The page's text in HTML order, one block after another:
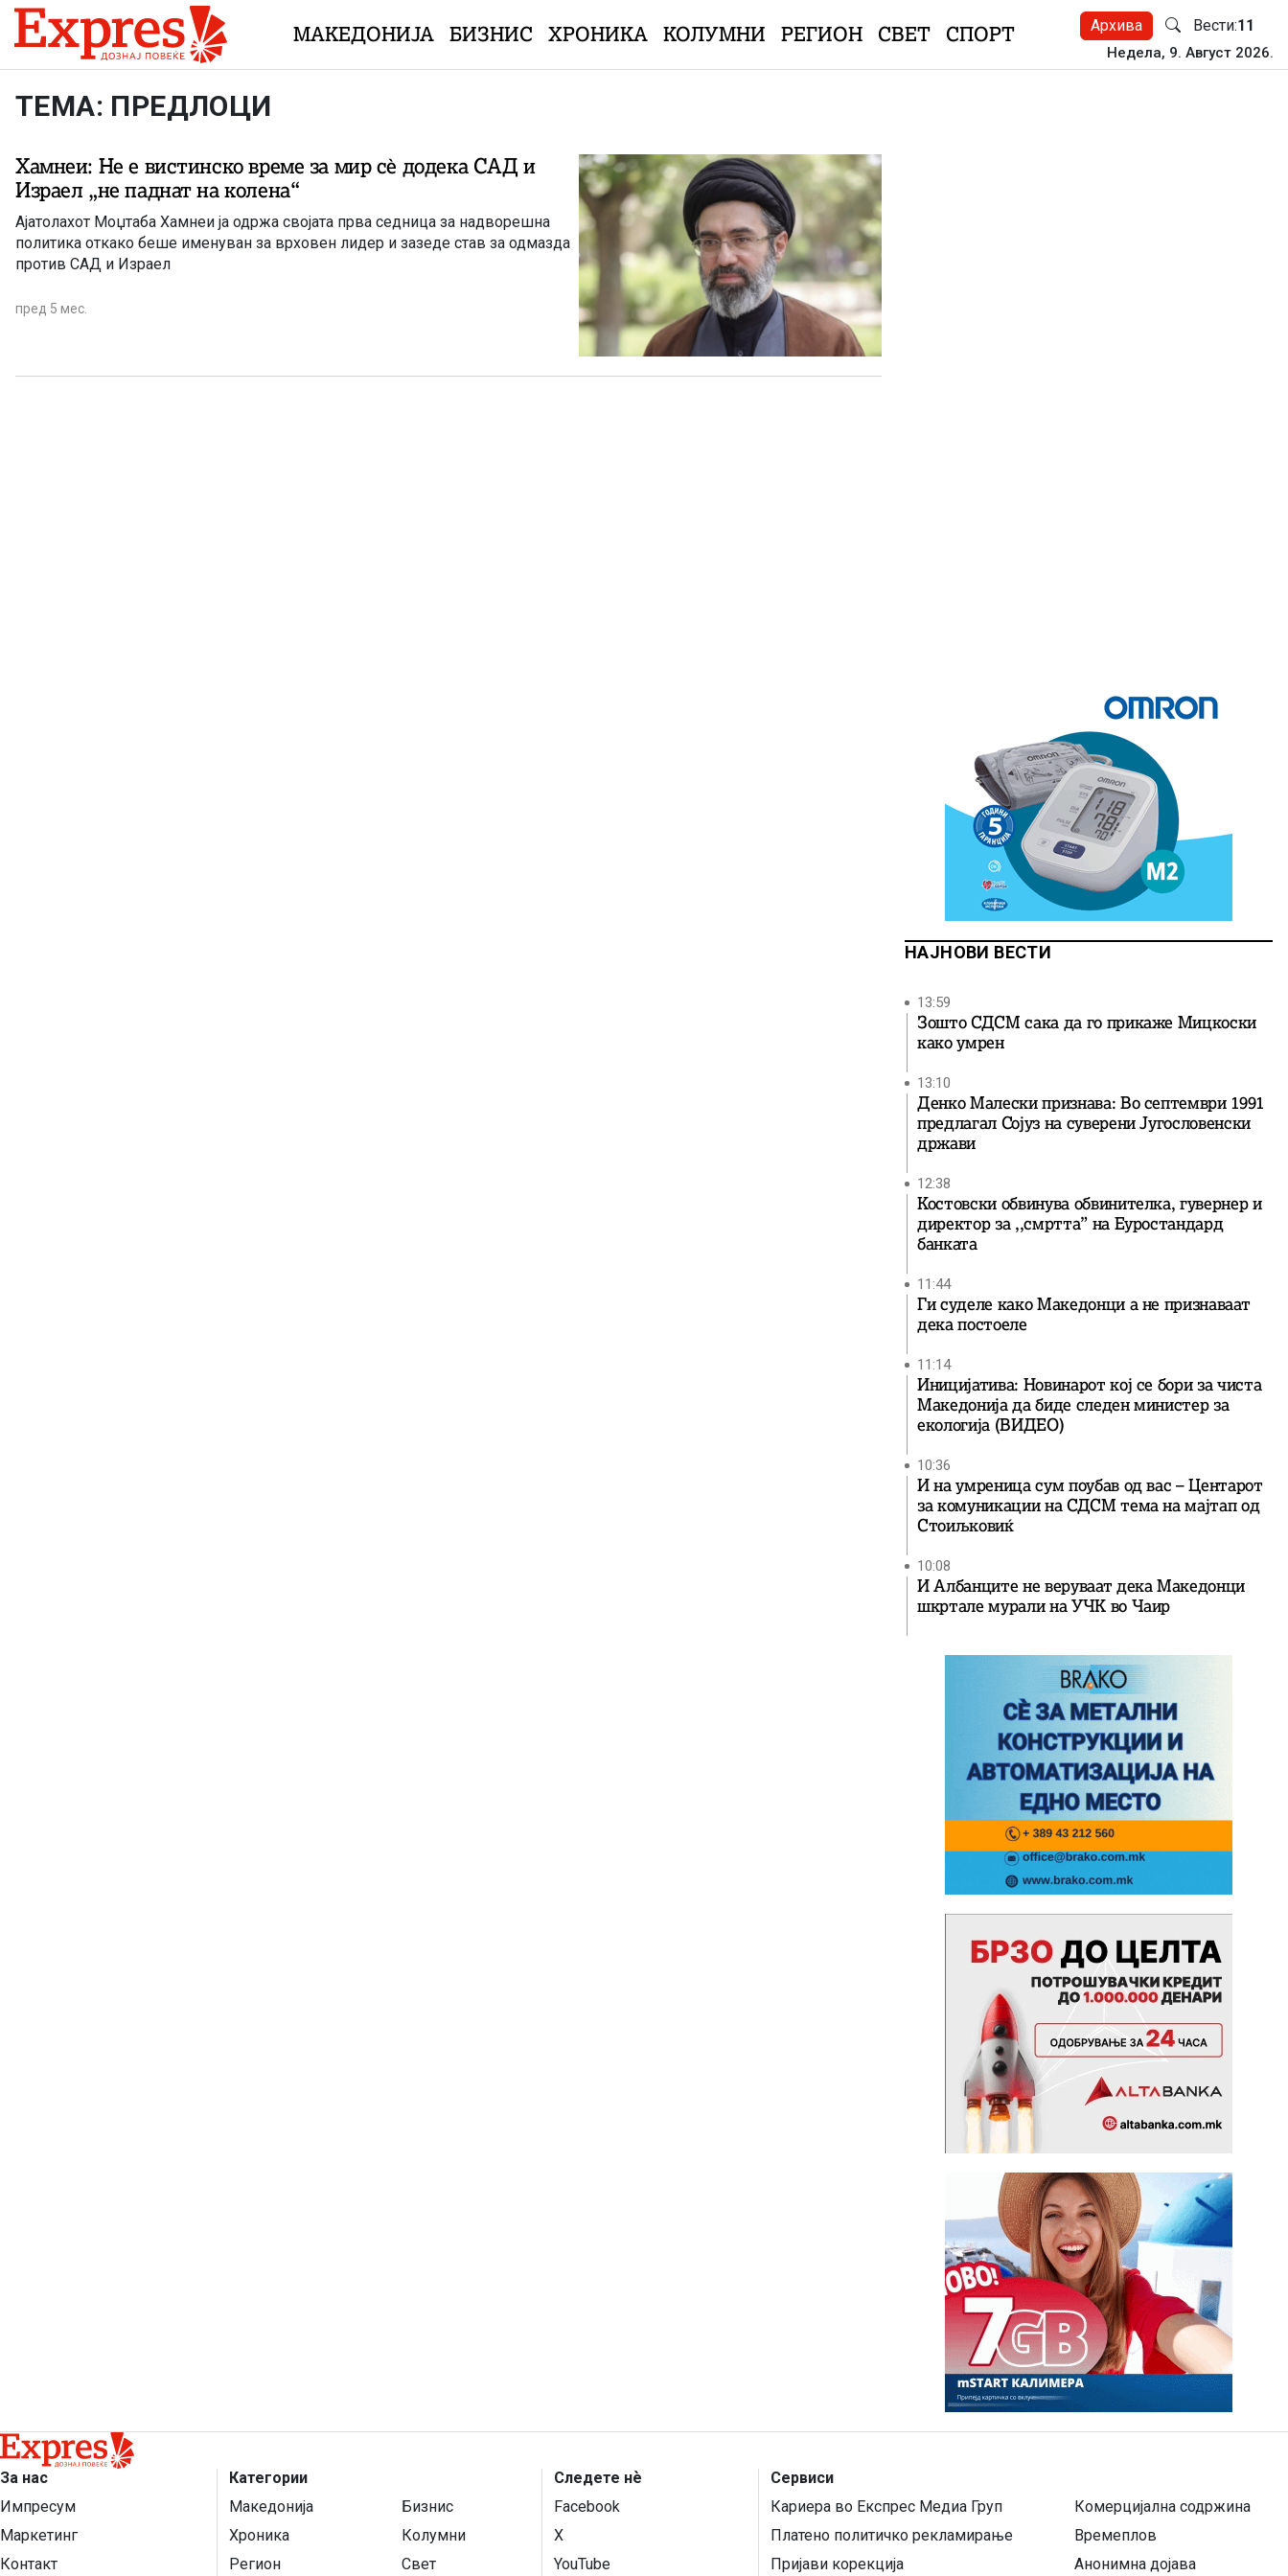
Skip to content
МАКЕДОНИЈА БИЗНИС ХРОНИКА КОЛУМНИ РЕГИОН СВЕТ СПОРТ Архива Вести:11
Недела, 9. Август 2026.
ТЕМА: ПРЕДЛОЦИ
Хамнеи: Не е вистинско време за мир сè додека САД и
Израел „не паднат на колена“
Ајатолахот Моџтаба Хамнеи ја одржа својата прва седница за надворешна
политика откако беше именуван за врховен лидер и зазеде став за одмазда
против САД и Израел
пред 5 мес.
НАЈНОВИ ВЕСТИ
13:59
Зошто СДСМ сака да го прикаже Мицкоски
како умрен
13:10
Денко Малески признава: Во септември 1991
предлагал Сојуз на суверени Југословенски
држави
12:38
Костовски обвинува обвинителка, гувернер и
директор за ,,смртта” на Еуростандард
банката
11:44
Ги суделе како Македонци а не признаваат
дека постоеле
11:14
Иницијатива: Новинарот кој се бори за чиста
Македонија да биде следен министер за
екологија (ВИДЕО)
10:36
И на умреница сум поубав од вас – Центарот
за комуникации на СДСМ тема на мајтап од
Стоиљковиќ
10:08
И Албанците не веруваат дека Македонци
шкртале мурали на УЧК во Чаир
За нас
Импресум
Маркетинг
Контакт
Категории
Македонија
Бизнис
Хроника
Колумни
Регион
Свет
Следете нѐ
Facebook
X
YouTube
Сервиси
Кариера во Експрес Медиа Груп
Комерцијална содржина
Платено политичко рекламирање
Времеплов
Пријави корекција
Анонимна дојава